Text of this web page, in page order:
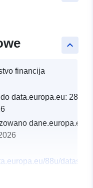
keyboard_arrow_up
financija
data.europa.eu: 28
dane.europa.eu:
88u/dataset/